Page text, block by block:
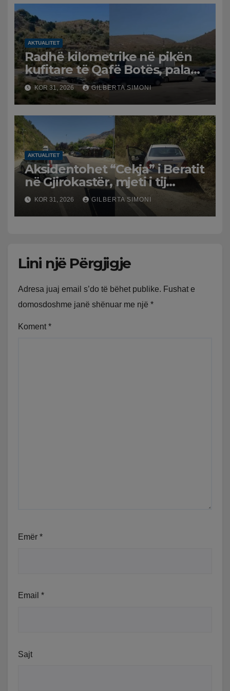
dhe benzinën në vend
AKTUALITET
Radhë kilometrike në pikën
kufitare të Qafë Botës, pala
greke raporton defekt në
sistem, qytetarët mbeten të
bllokuar
KOR 31, 2026 GILBERTA SIMONI
AKTUALITET
Aksidentohet “Cekja” i Beratit
në Gjirokastër, mjeti i tij
përplaset me atë të klerikut
bektashian
KOR 31, 2026 GILBERTA SIMONI
Lini një Përgjigje
Adresa juaj email s’do të bëhet publike. Fushat e
domosdoshme janë shënuar me një *
Koment *
Emër *
Email *
Sajt